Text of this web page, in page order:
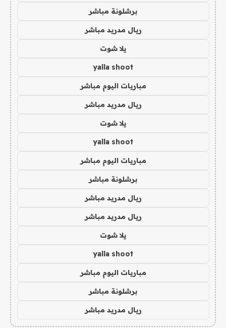
برشلونة مباشر
ريال مدريد مباشر
يلا شوت
yalla shoot
مباريات اليوم مباشر
ريال مدريد مباشر
يلا شوت
yalla shoot
مباريات اليوم مباشر
برشلونة مباشر
ريال مدريد مباشر
ريال مدريد مباشر
يلا شوت
yalla shoot
مباريات اليوم مباشر
برشلونة مباشر
ريال مدريد مباشر